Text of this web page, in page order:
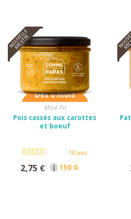
NOUVELLE
RECETTE
Dès 6 mois
Mixé fin
Pois cassés aux carottes
et boeuf
10 avis
2,75 € 150 G NET